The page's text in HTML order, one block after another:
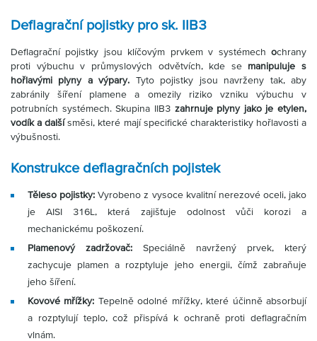
Partner Zone
Deflagrační pojistky pro sk. IIB3
Deflagrační pojistky jsou klíčovým prvkem v systémech ochrany
proti výbuchu v průmyslových odvětvích, kde se manipuluje s
hořlavými plyny a výpary. Tyto pojistky jsou navrženy tak, aby
zabránily šíření plamene a omezily riziko vzniku výbuchu v
potrubních systémech. Skupina IIB3 zahrnuje plyny jako je etylen,
vodík a dalšísměsi, které mají specifické charakteristiky hořlavosti a
výbušnosti.
Konstrukce deflagračních pojistek
Těleso pojistky:Vyrobeno z vysoce kvalitní nerezové oceli, jako
je AISI 316L, která zajišťuje odolnost vůči korozi a
mechanickému poškození.
Plamenový zadržovač: Speciálně navržený prvek, který
zachycuje plamen a rozptyluje jeho energii, čímž zabraňuje
jeho šíření.
Kovové mřížky: Tepelně odolné mřížky, které účinně absorbují
a rozptylují teplo, což přispívá k ochraně proti deflagračním
vlnám.